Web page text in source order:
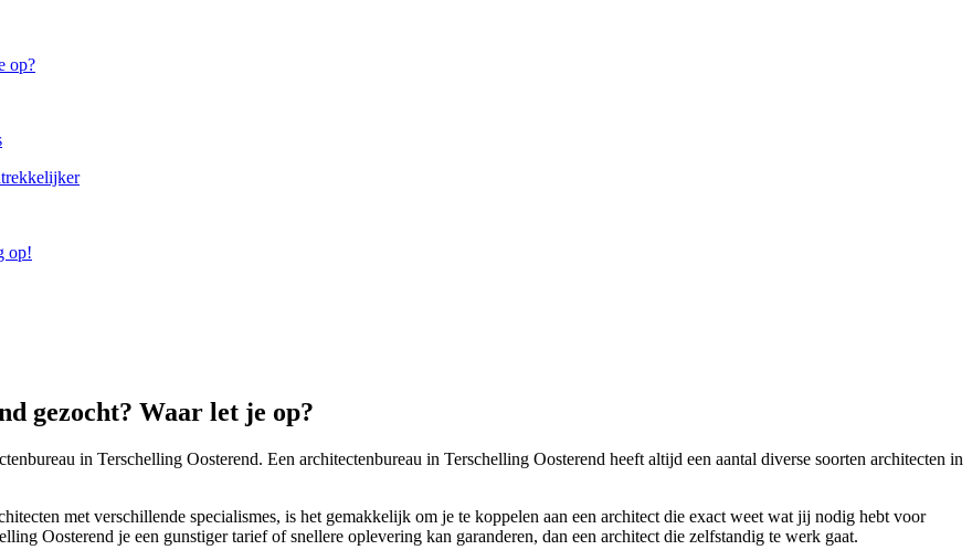
op?
op!
gezocht? Waar let je op?
in Terschelling Oosterend. Een architectenbureau in Terschelling Oosterend heeft altijd een aantal diverse soorten architecten in
met verschillende specialismes, is het gemakkelijk om je te koppelen aan een architect die exact weet wat jij nodig hebt voor
Oosterend je een gunstiger tarief of snellere oplevering kan garanderen, dan een architect die zelfstandig te werk gaat.